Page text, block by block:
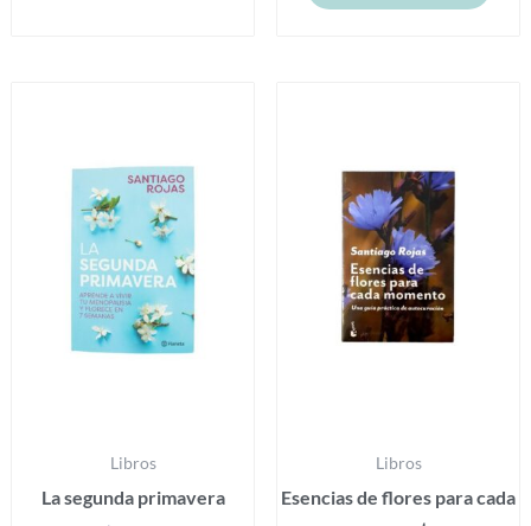
Libros
La segunda primavera
Libros
Esencias de flores para cada